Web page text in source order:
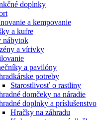
doplnky
a kempovanie
a kufre
nábytok
a vírivky
a pavilóny
potreby
Starostlivosť o rastliny
domčeky na náradie
doplnky a príslušenstvo
Hračky na záhradu